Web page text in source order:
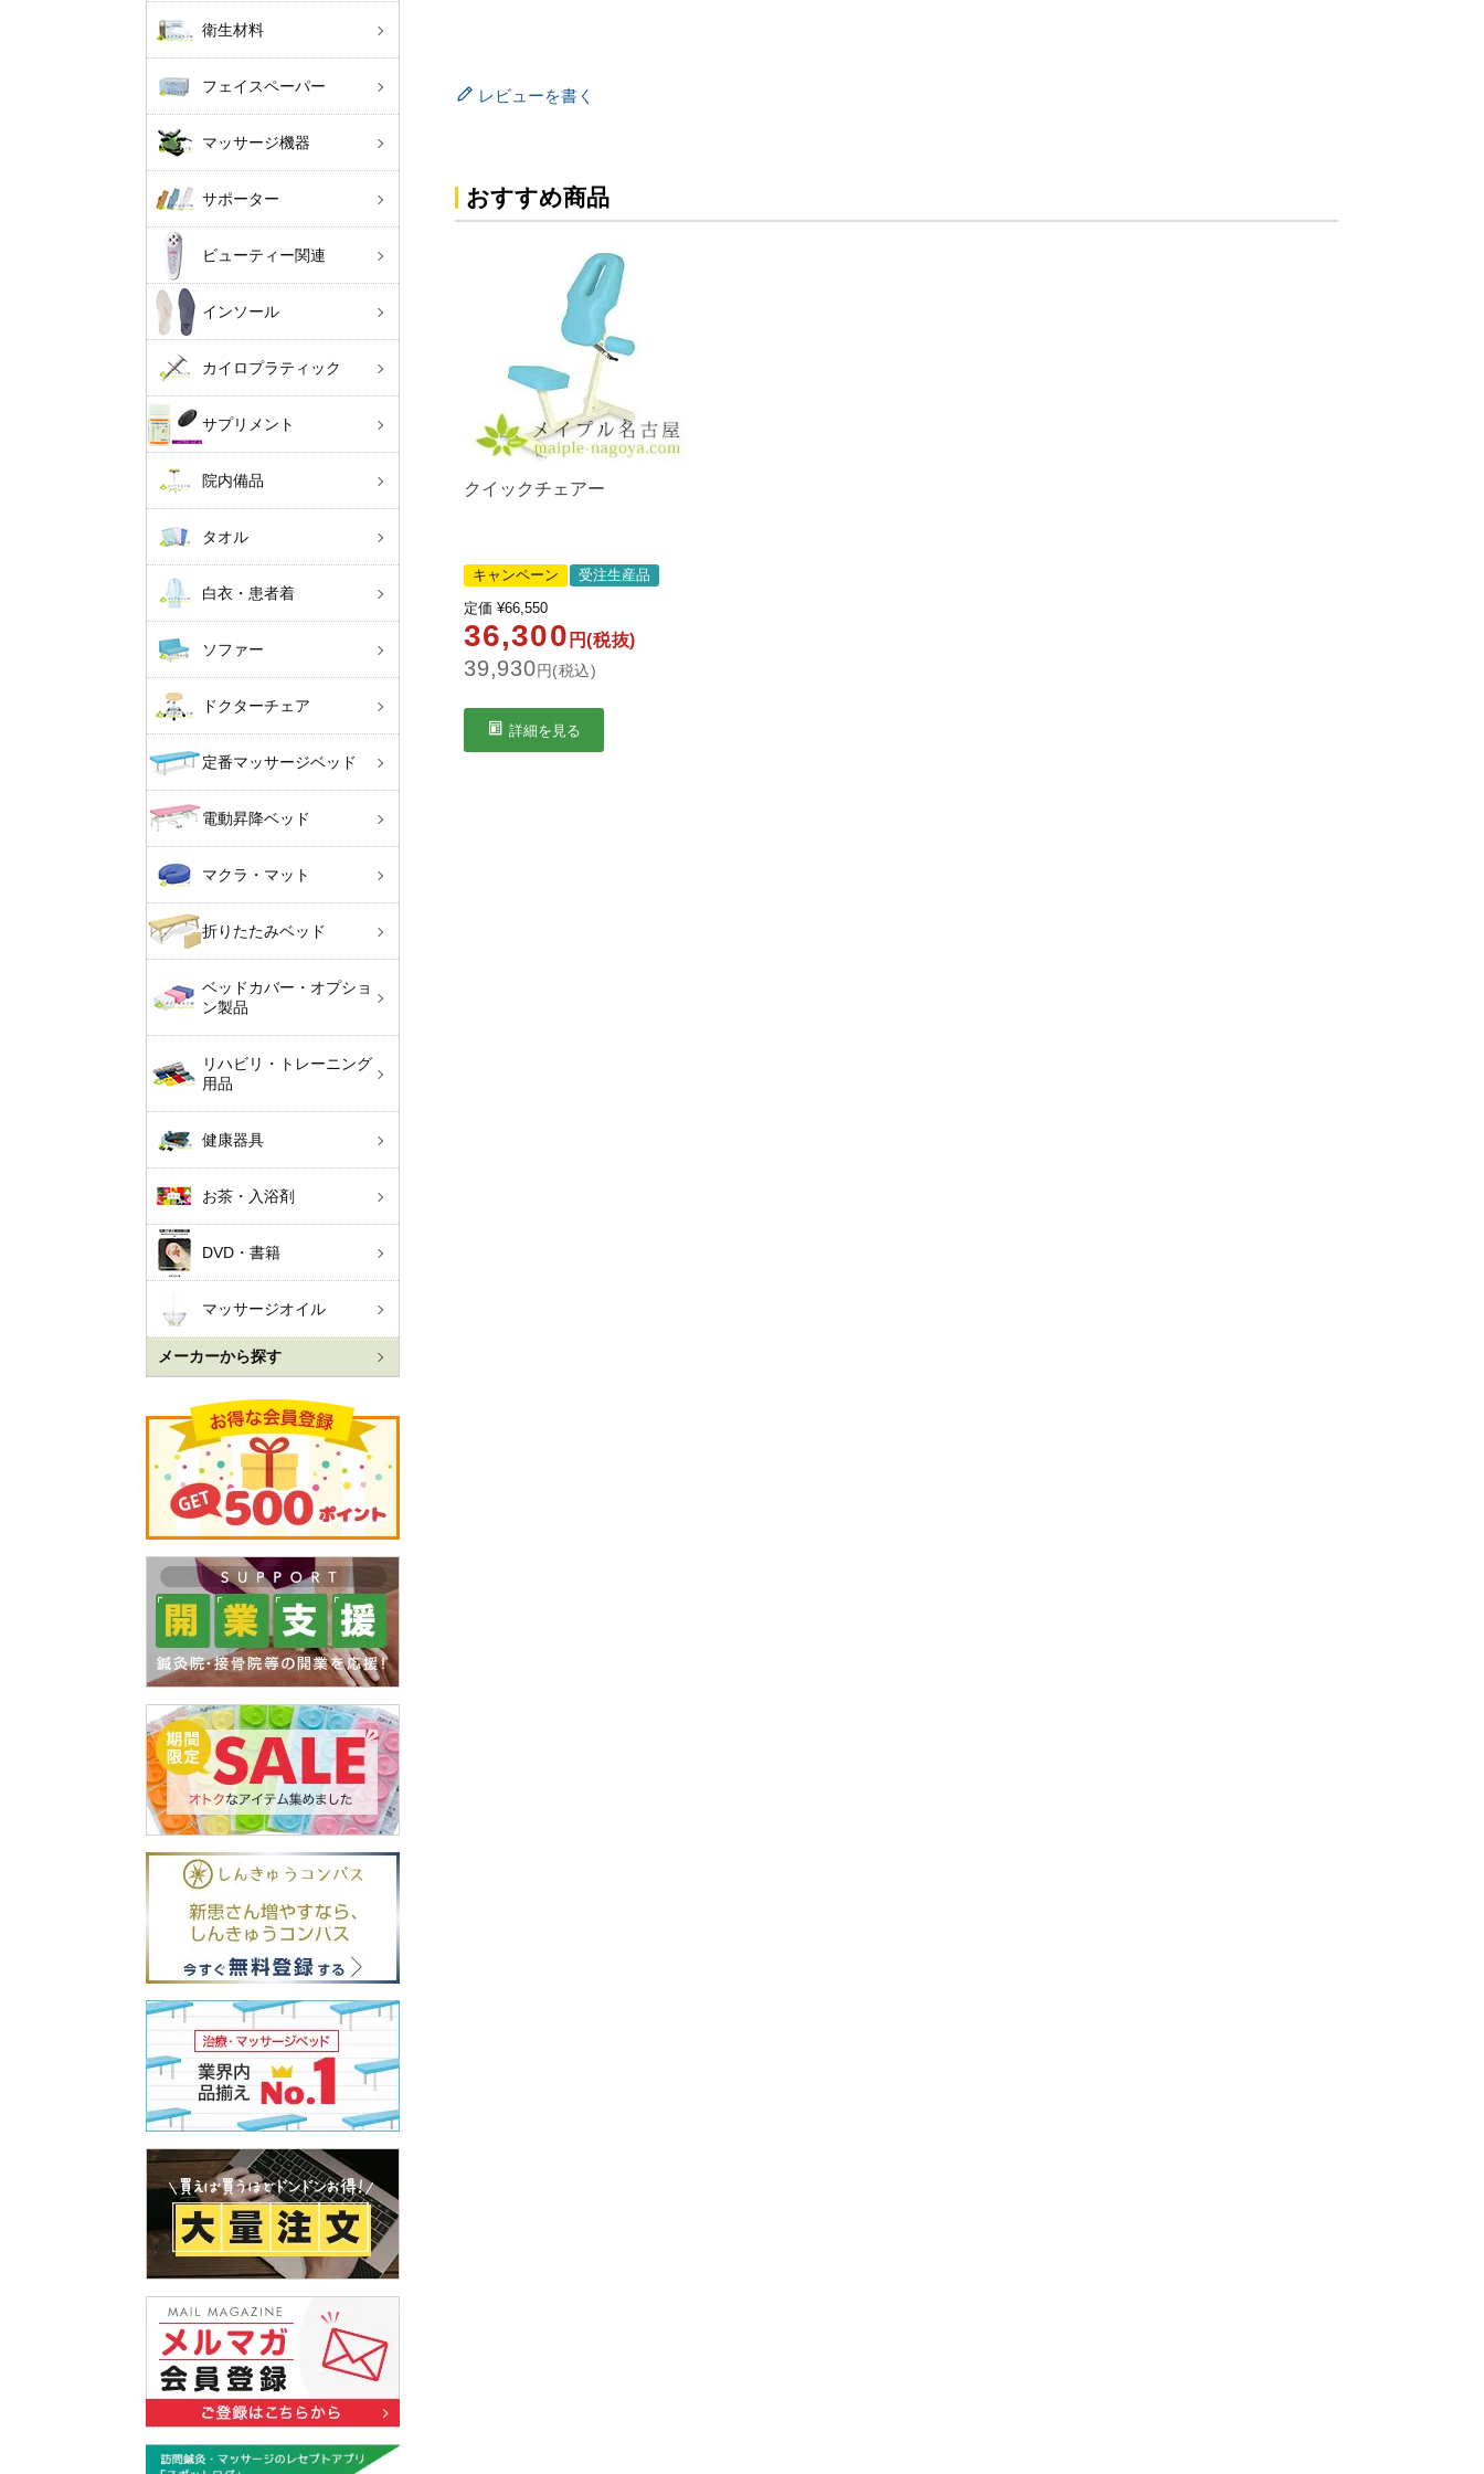
衛生材料
フェイスペーパー
マッサージ機器
サポーター
ビューティー関連
インソール
カイロプラティック
サプリメント
院内備品
タオル
白衣・患者着
ソファー
ドクターチェア
定番マッサージベッド
電動昇降ベッド
マクラ・マット
折りたたみベッド
ベッドカバー・オプショ
ン製品
リハビリ・トレーニング
用品
健康器具
お茶・入浴剤
DVD・書籍
マッサージオイル
メーカーから探す
レビューを書く
おすすめ商品
クイックチェアー
キャンペーン
受注生産品
定価 ¥66,550
36,300 円(税抜)
39,930円(税込)
詳細を見る